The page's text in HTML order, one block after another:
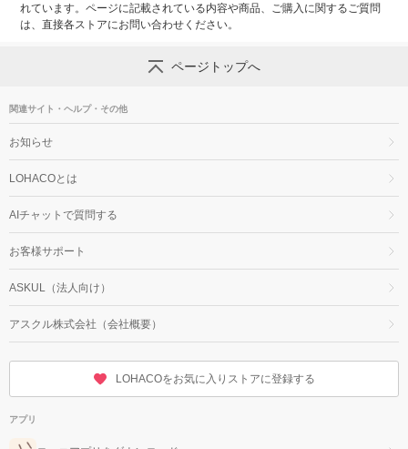
れています。ページに記載されている内容や商品、ご購入に関するご質問
は、直接各ストアにお問い合わせください。
ページトップへ
関連サイト・ヘルプ・その他
お知らせ
LOHACOとは
AIチャットで質問する
お客様サポート
ASKUL（法人向け）
アスクル株式会社（会社概要）
LOHACOをお気に入りストアに登録する
アプリ